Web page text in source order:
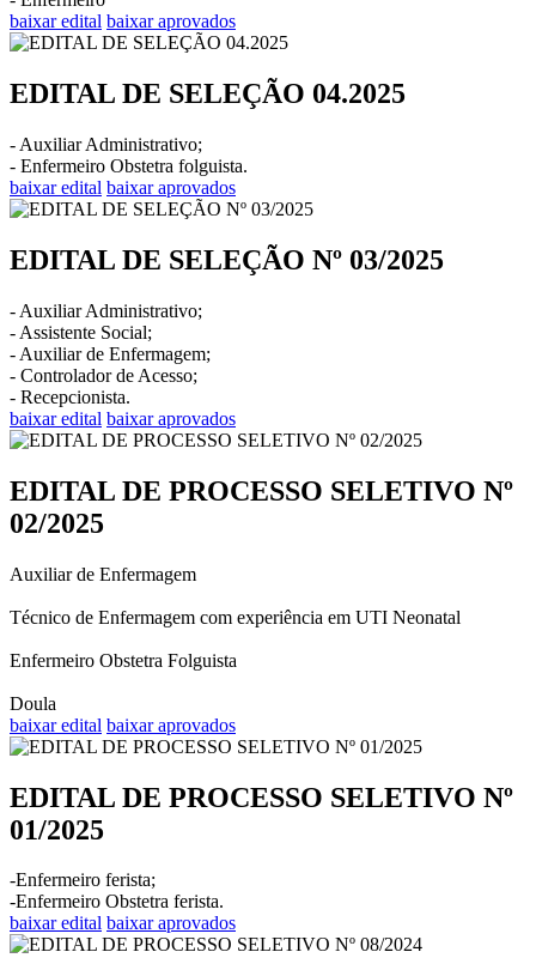
baixar edital baixar aprovados
EDITAL DE SELEÇÃO 04.2025
- Auxiliar Administrativo;
- Enfermeiro Obstetra folguista.
baixar edital baixar aprovados
EDITAL DE SELEÇÃO Nº 03/2025
- Auxiliar Administrativo;
- Assistente Social;
- Auxiliar de Enfermagem;
- Controlador de Acesso;
- Recepcionista.
baixar edital baixar aprovados
EDITAL DE PROCESSO SELETIVO Nº
02/2025
Auxiliar de Enfermagem
Técnico de Enfermagem com experiência em UTI Neonatal
Enfermeiro Obstetra Folguista
Doula
baixar edital baixar aprovados
EDITAL DE PROCESSO SELETIVO Nº
01/2025
-Enfermeiro ferista;
-Enfermeiro Obstetra ferista.
baixar edital baixar aprovados